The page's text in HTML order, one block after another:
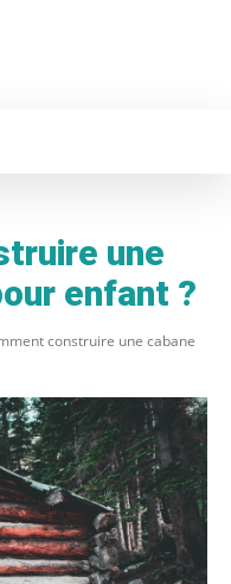
une
enfant ?
construire une cabane